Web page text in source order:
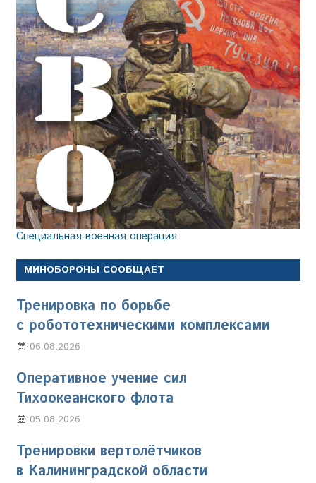
Специальная военная операция
МИНОБОРОНЫ СООБЩАЕТ
Тренировка по борьбе
с робототехническими комплексами
06.08.2026
Оперативное учение сил
Тихоокеанского флота
05.08.2026
Тренировки вертолётчиков
в Калининградской области